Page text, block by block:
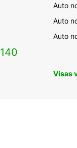
140
Auto
Auto
Auto
Visas